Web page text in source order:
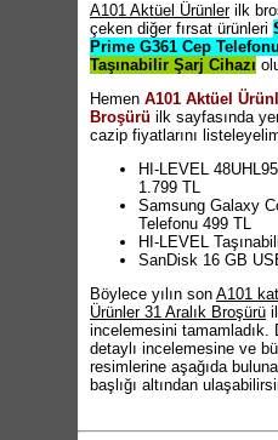
A101 Aktüel Ürünlerilk
çeken diğer fırsat ürünleri
Prime G361 Cep Telefonu
Taşınabilir Şarj Cihazı
Hemen A101 Aktüel
Broşürü ilk sayfasında
cazip fiyatlarını
HI-LEVEL
1.799 TL
Samsung Galaxy
Telefonu 499 TL
HI-LEVEL
SanDisk 16 GB
Böylece yılın son A101
Ürünler 31 Aralık Broşürü
incelemesini tamamladık.
detaylı incelemesine ve
resimlerine aşağıda
başlığı altından